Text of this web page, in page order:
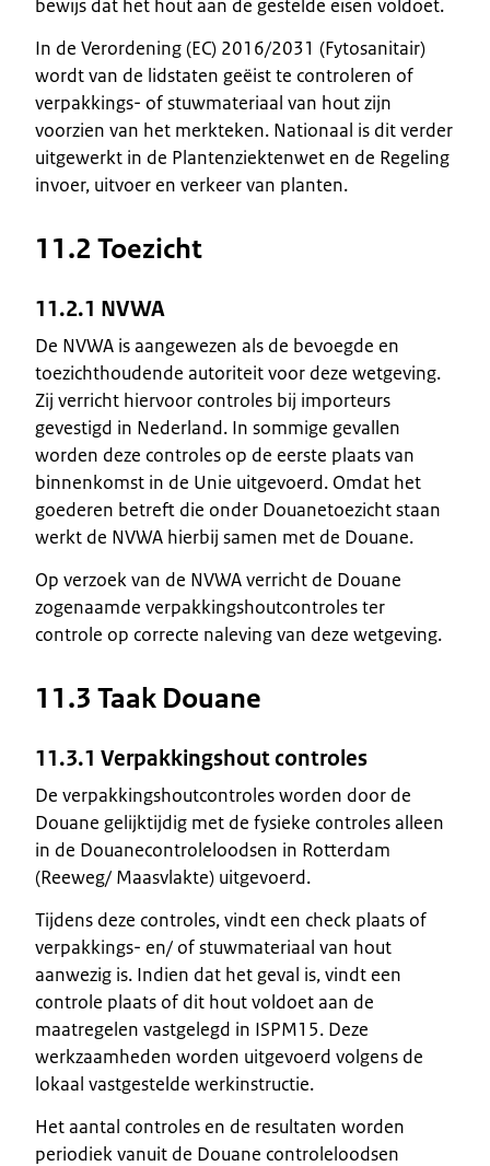
bewijs dat het hout aan de gestelde eisen voldoet.
In de Verordening (EC) 2016/2031 (Fytosanitair)
wordt van de lidstaten geëist te controleren of
verpakkings- of stuwmateriaal van hout zijn
voorzien van het merkteken. Nationaal is dit verder
uitgewerkt in de Plantenziektenwet en de Regeling
invoer, uitvoer en verkeer van planten.
11.2 Toezicht
11.2.1 NVWA
De NVWA is aangewezen als de bevoegde en
toezichthoudende autoriteit voor deze wetgeving.
Zij verricht hiervoor controles bij importeurs
gevestigd in Nederland. In sommige gevallen
worden deze controles op de eerste plaats van
binnenkomst in de Unie uitgevoerd. Omdat het
goederen betreft die onder Douanetoezicht staan
werkt de NVWA hierbij samen met de Douane.
Op verzoek van de NVWA verricht de Douane
zogenaamde verpakkingshoutcontroles ter
controle op correcte naleving van deze wetgeving.
11.3 Taak Douane
11.3.1 Verpakkingshout controles
De verpakkingshoutcontroles worden door de
Douane gelijktijdig met de fysieke controles alleen
in de Douanecontroleloodsen in Rotterdam
(Reeweg/ Maasvlakte) uitgevoerd.
Tijdens deze controles, vindt een check plaats of
verpakkings- en/ of stuwmateriaal van hout
aanwezig is. Indien dat het geval is, vindt een
controle plaats of dit hout voldoet aan de
maatregelen vastgelegd in ISPM15. Deze
werkzaamheden worden uitgevoerd volgens de
lokaal vastgestelde werkinstructie.
Het aantal controles en de resultaten worden
periodiek vanuit de Douane controleloodsen